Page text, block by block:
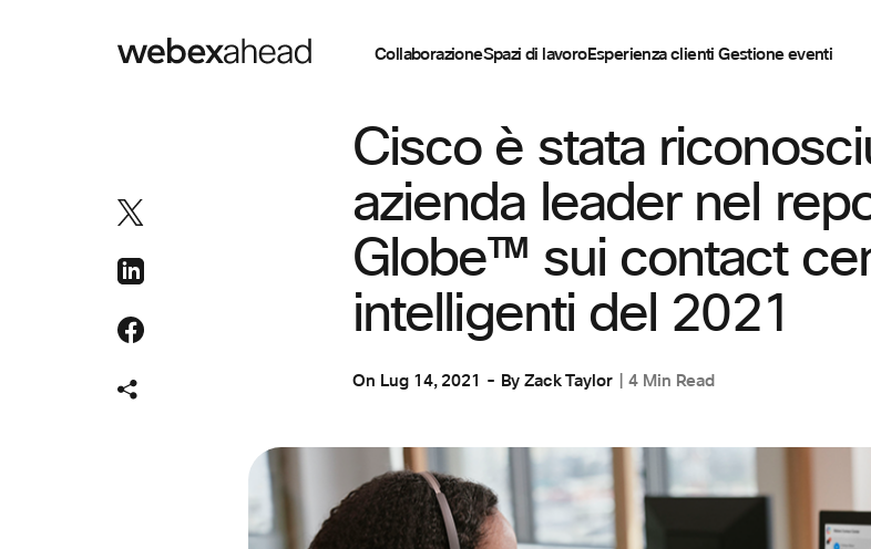
CollaborazioneSpazi di lavoroEsperienza clientiGestione eventi
Cisco è stata
azienda leader nel
Globe™ sui contact
intelligenti del 2021
On Lug 14, 2021 ByZack Taylor 4 Min Read